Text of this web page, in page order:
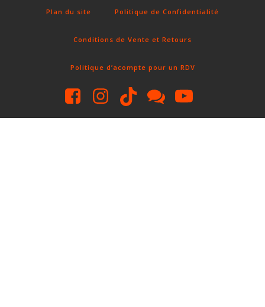
Plan du site Politique de Confidentialité
Conditions de Vente et Retours
Politique d’acompte pour un RDV